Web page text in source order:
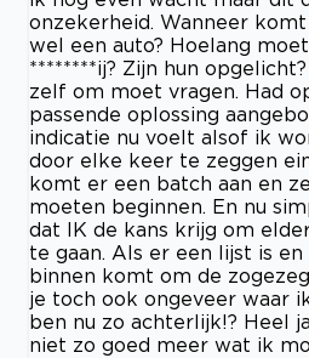
onzekerheid. Wanneer
wel een auto? Hoelang
********ij? Zijn hun
zelf om moet vragen. Had
passende oplossing
indicatie nu voelt alsof ik
door elke keer te zeggen
komt er een batch aan en
moeten beginnen. En nu
dat IK de kans krijg om
te gaan. Als er een lijst is
binnen komt om de
je toch ook ongeveer waar
ben nu zo achterlijk!? Heel
niet zo goed meer wat ik